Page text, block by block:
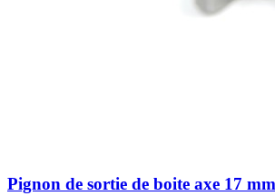
Pignon de sortie de boite axe 17